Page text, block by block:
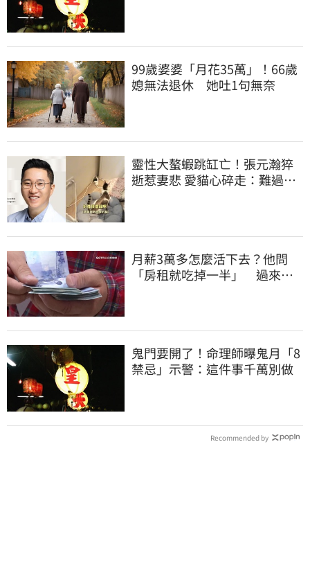
99歲婆婆「月花35萬」！66歲
媳無法退休 她吐1句無奈
靈性大螯蝦跳缸亡！張元瀚猝
逝惹妻悲 愛貓心碎走：難過不
月薪3萬多怎麼活下去？他問
「房租就吃掉一半」 過來人
鬼門要開了！命理師曝鬼月「8
禁忌」示警：這件事千萬別做
Recommended by